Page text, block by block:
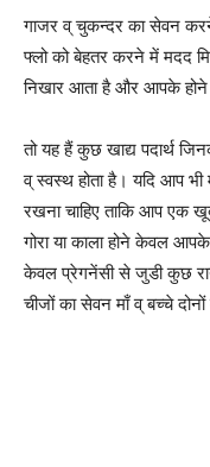
गाजर व् चुकन्दर का सेवन करने
फ्लो को बेहतर करने में मदद
निखार आता है और आपके होने
तो यह हैं कुछ खाद्य पदार्थ
व् स्वस्थ होता है। यदि आप भी
रखना चाहिए ताकि आप एक
गोरा या काला होने केवल
केवल प्रेगनेंसी से जुडी कुछ
चीजों का सेवन माँ व् बच्चे